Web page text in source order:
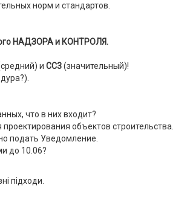
норм и стандартов.
НАДЗОРА и КОНТРОЛЯ.
и СС3(значительный)!
что в них входит?
проектирования объектов строительства.
подать Уведомление.
до 10.06?
підходи.